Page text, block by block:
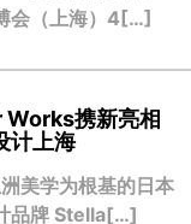
会（上海）4[…]
携新亮相
计上海
美学为根基的日本
品牌 Stella[…]